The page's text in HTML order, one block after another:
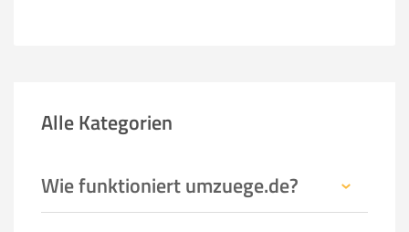
Alle Kategorien
Wie funktioniert umzuege.de?